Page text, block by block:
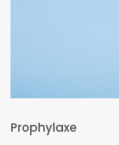
Prophylaxe